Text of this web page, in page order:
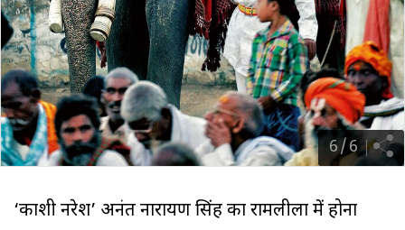
6/6
‘काशी नरेश’ अनंत नारायण सिंह का रामलीला में होना